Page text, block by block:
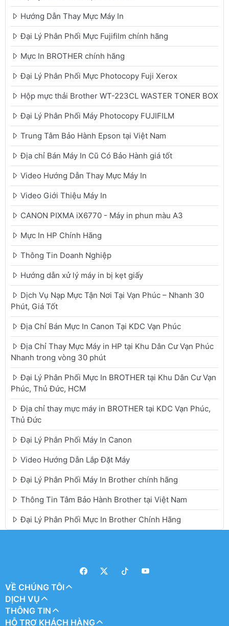
Hướng Dẫn Thay Mực Máy In
Đại Lý Phân Phối Mực Fujifilm chính hãng
Mực In BROTHER chính hãng
Đại Lý Phân Phối Mực Photocopy Fuji Xerox
Hộp mực thải Brother WT-223CL WASTER TONER BOX
Đại Lý Phân Phối Máy Photocopy FUJIFILM
Trung Tâm Bảo Hành Epson tại Việt Nam
Địa chỉ Bán Máy In Cũ Có Bảo Hành giá tốt
Video Hướng Dẫn Thay Mực Máy In
Video Giới Thiệu Máy In
CANON PIXMA iX6770 - Máy in phun màu A3
Mực In HP Chính Hãng
Thông Tin Doanh Nghiệp
Hướng dẫn xử lý máy in bị kẹt giấy
Dịch Vụ Nạp Mực Tận Nơi Tại Vạn Phúc – Nhanh 30
Phút, Giá Tốt
Địa Chỉ Bán Mực In Canon Tại KDC Vạn Phúc
Địa Chỉ Thay Mực Máy in HP tại Khu Dân Cư Vạn Phúc
Nhanh trong vòng 30 phút
Đại Lý Phân Phối Mực In BROTHER tại Khu Dân Cư Vạn
Phúc, Thủ Đức, HCM
Địa chỉ thay mực máy in BROTHER tại KDC Vạn Phúc,
Thủ Đức
Đại Lý Phân Phối Máy In Canon
Video Hướng Dẫn Lắp Đặt Máy
Đại Lý Phân Phối Máy In Brother chính hãng
Thông Tin Tâm Bảo Hành Brother tại Việt Nam
Đại Lý Phân Phối Mực In Brother Chính Hãng
VỀ CHÚNG TÔI
DỊCH VỤ
THÔNG TIN
HỖ TRỢ KHÁCH HÀNG